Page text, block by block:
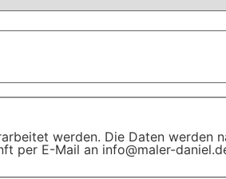
werden. Die Daten werden
per E-Mail an info@maler-